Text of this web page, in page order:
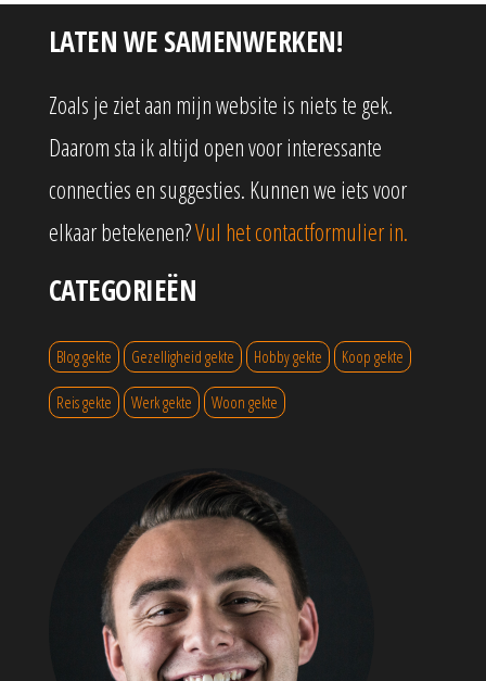
LATEN WE SAMENWERKEN!
Zoals je ziet aan mijn website is niets te gek.
Daarom sta ik altijd open voor interessante
connecties en suggesties. Kunnen we iets voor
elkaar betekenen?Vul het contactformulier in.
CATEGORIEËN
Blog gekte Gezelligheid gekte Hobby gekte Koop gekte
Reis gekte Werk gekte Woon gekte